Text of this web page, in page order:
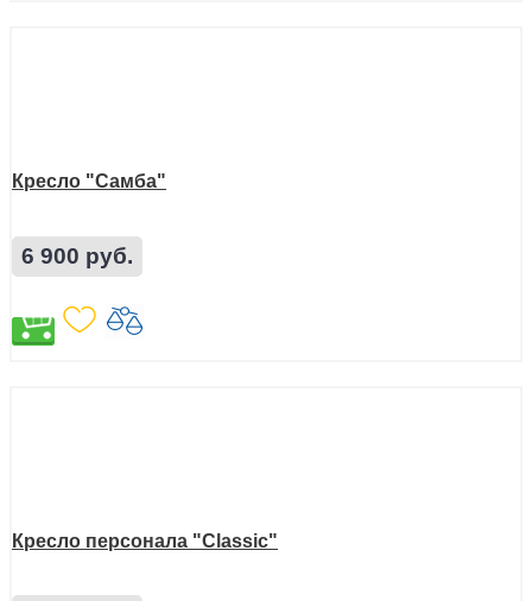
Кресло "Самба"
6 900 руб.
Кресло персонала "Classic"